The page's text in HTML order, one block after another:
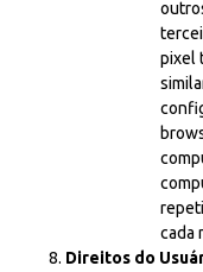
pixel
cada
Direitos do